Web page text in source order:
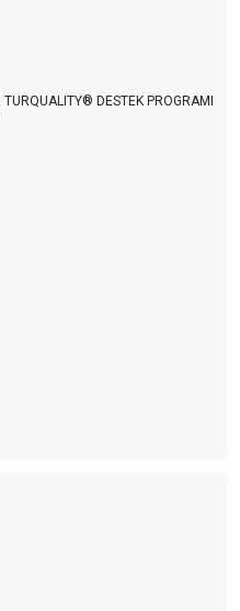
olacak
MI?
portallarını neden göz
yol vermesi
TURQUALITY® DESTEK PROGRAMI